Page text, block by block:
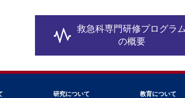
救急科専門研修プログラ
の概要
研究について 教育について